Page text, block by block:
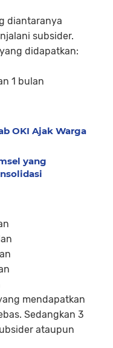
diantaranya
subsider.
didapatkan:
1 bulan
OKI Ajak Warga
yang
mendapatkan
Sedangkan 3
ataupun